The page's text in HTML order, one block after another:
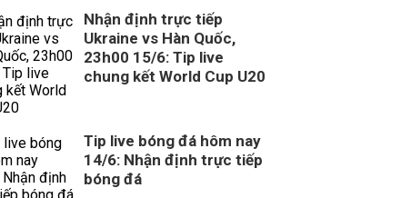
Nhận định trực tiếp
Ukraine vs Hàn Quốc,
23h00 15/6: Tip live
chung kết World Cup U20
Tip live bóng đá hôm nay
14/6: Nhận định trực tiếp
bóng đá